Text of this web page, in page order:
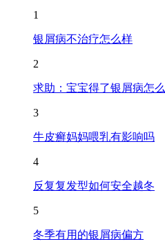
1
银屑病不治疗怎么样
2
求助：宝宝得了银屑病怎么
3
牛皮癣妈妈喂乳有影响吗
4
反复复发型如何安全越冬
5
冬季有用的银屑病偏方